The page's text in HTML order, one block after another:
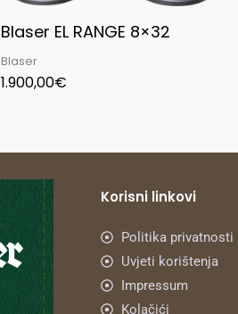
Blaser EL RANGE 8×32
Blaser
1.900,00€
Korisni linkovi
Politika privatnosti
Uvjeti korištenja
Impressum
Kolačići